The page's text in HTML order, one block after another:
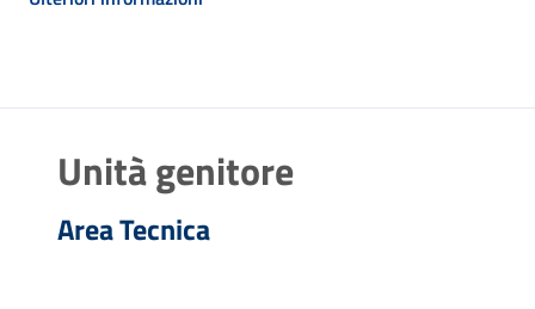
Unità genitore
Area Tecnica